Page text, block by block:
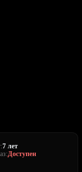
7 лет
Доступен